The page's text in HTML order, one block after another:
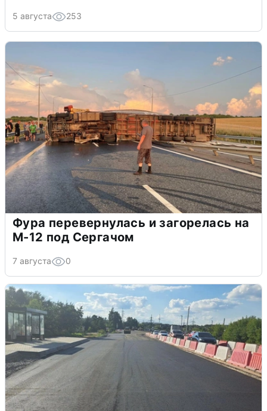
5 августа 253
Фура перевернулась и загорелась на
М-12 под Сергачом
7 августа 0